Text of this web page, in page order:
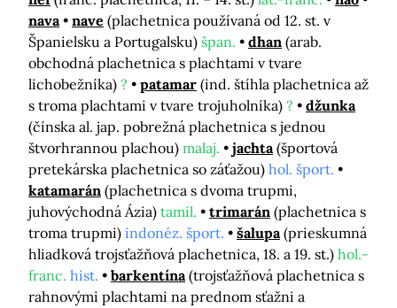
nava
nave (plachetnica používaná od 12. st. v
Španielsku a Portugalsku) špan. dhan (arab.
obchodná plachetnica s plachtami v tvare
lichobežníka) ? patamar (ind. štíhla plachetnica až
s troma plachtami v tvare trojuholníka) ?
džunka
(čínska al. jap. pobrežná plachetnica s jednou
štvorhrannou plachou) malaj. jachta (športová
pretekárska plachetnica so záťažou) hol. šport.
katamarán (plachetnica s dvoma trupmi,
juhovýchodná Ázia) tamil. trimarán (plachetnica s
troma trupmi) indonéz. šport. šalupa (prieskumná
hliadková trojsťažňová plachetnica, 18. a 19. st.) hol.-
franc. hist. barkentína (trojsťažňová plachetnica s
rahnovými plachtami na prednom sťažni a